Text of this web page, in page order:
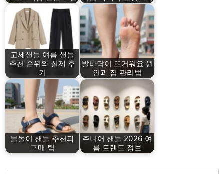
고세샌들 여름 샌들
추천 순위와 실제 후
기
발바닥이 뜨거워요 원
인과 집 관리법
물놀이 샌들 추천과
구매 팁
주니어 샌들 2026 여
름 트렌드 정보